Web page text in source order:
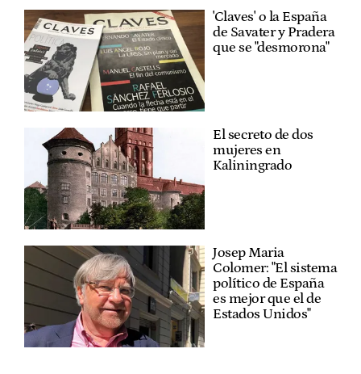
'Claves' o la España
de Savater y Pradera
que se "desmorona"
El secreto de dos
mujeres en
Kaliningrado
Josep Maria
Colomer: "El sistema
político de España
es mejor que el de
Estados Unidos"